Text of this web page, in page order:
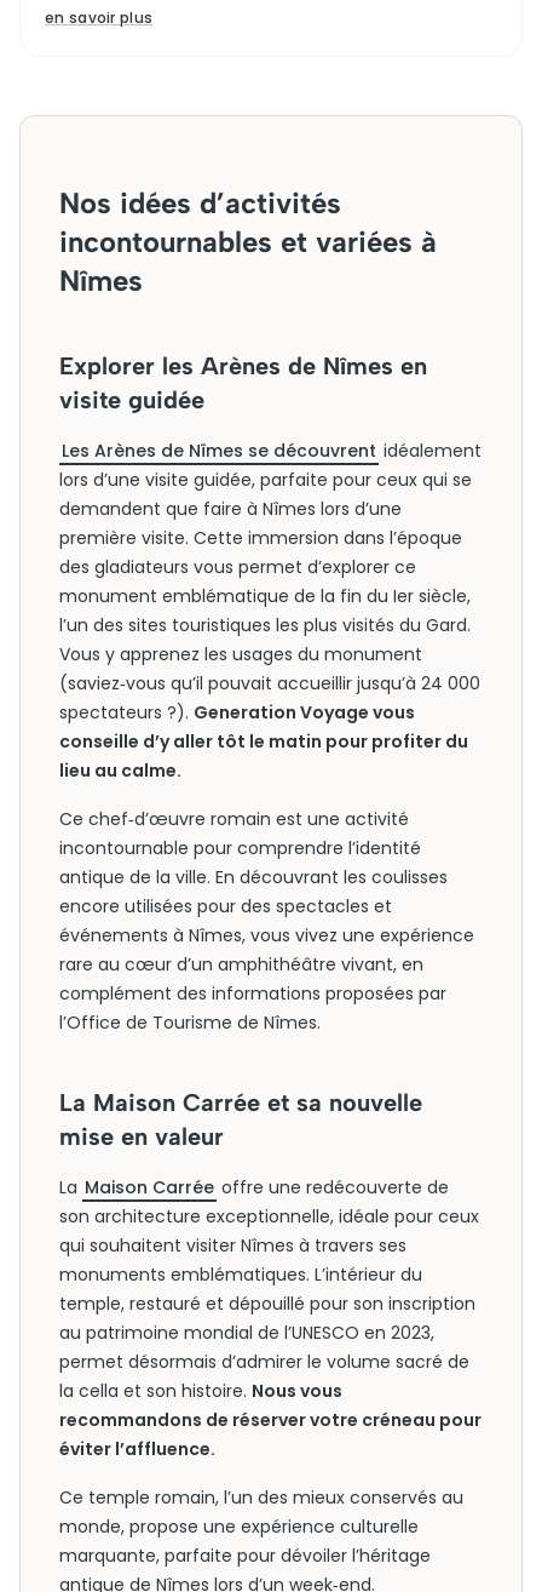
en savoir plus
Nos idées d’activités
incontournables et variées à
Nîmes
Explorer les Arènes de Nîmes en
visite guidée
Les Arènes de Nîmes se découvrent idéalement
lors d’une visite guidée, parfaite pour ceux qui se
demandent que faire à Nîmes lors d’une
première visite. Cette immersion dans l’époque
des gladiateurs vous permet d’explorer ce
monument emblématique de la fin du Ier siècle,
l’un des sites touristiques les plus visités du Gard.
Vous y apprenez les usages du monument
(saviez‑vous qu’il pouvait accueillir jusqu’à 24 000
spectateurs ?). Generation Voyage vous
conseille d’y aller tôt le matin pour profiter du
lieu au calme.
Ce chef‑d’œuvre romain est une activité
incontournable pour comprendre l’identité
antique de la ville. En découvrant les coulisses
encore utilisées pour des spectacles et
événements à Nîmes, vous vivez une expérience
rare au cœur d’un amphithéâtre vivant, en
complément des informations proposées par
l’Office de Tourisme de Nîmes.
La Maison Carrée et sa nouvelle
mise en valeur
La Maison Carrée offre une redécouverte de
son architecture exceptionnelle, idéale pour ceux
qui souhaitent visiter Nîmes à travers ses
monuments emblématiques. L’intérieur du
temple, restauré et dépouillé pour son inscription
au patrimoine mondial de l’UNESCO en 2023,
permet désormais d’admirer le volume sacré de
la cella et son histoire. Nous vous
recommandons de réserver votre créneau pour
éviter l’affluence.
Ce temple romain, l’un des mieux conservés au
monde, propose une expérience culturelle
marquante, parfaite pour dévoiler l’héritage
antique de Nîmes lors d’un week‑end.